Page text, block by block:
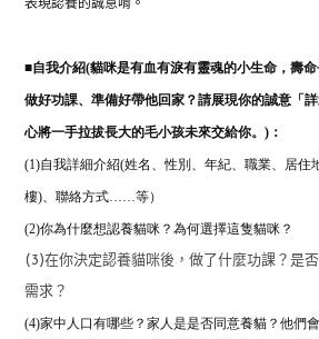
表現認養的誠意唷。
■自我介紹(貓咪是有血有淚有靈魂的小生命，壽
做好功課、準備好帶他回家？請展現你的誠意「
心將一手拉拔長大的毛小孩未來交給你。)：
(1)自我詳細介紹(姓名、性別、年紀、職業、居住
樓)、聯絡方式……等）
(2)你為什麼想認養貓咪？為何選擇這隻貓咪？
(3)在你決定認養貓咪後，做了什麼功課？是
需求？
(4)家中人口有哪些？家人是是否同意養貓？他們